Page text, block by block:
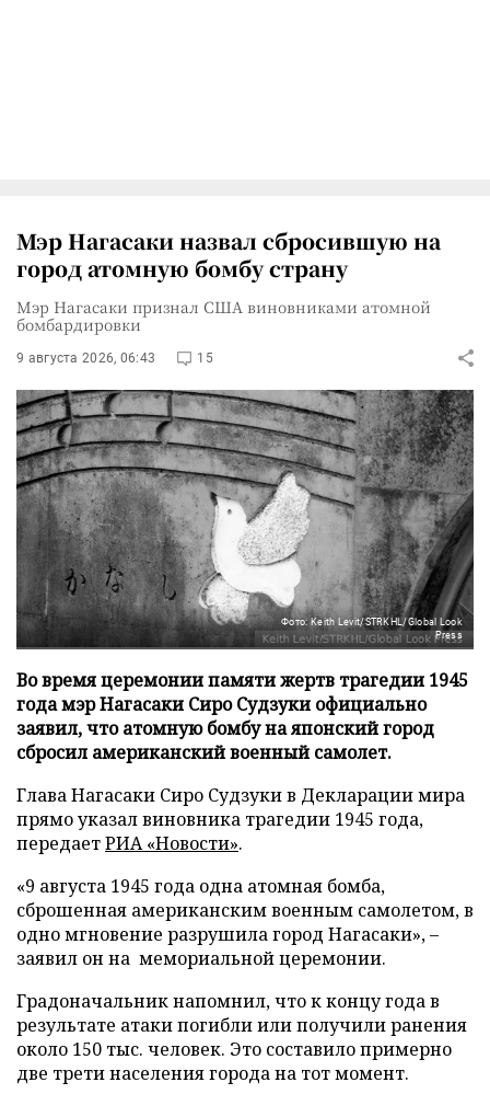
Мэр Нагасаки назвал сбросившую на
город атомную бомбу страну
Мэр Нагасаки признал США виновниками атомной
бомбардировки
9 августа 2026, 06:43 15
Фото: Keith Levit/STRKHL/Global Look
Press
Во время церемонии памяти жертв трагедии 1945
года мэр Нагасаки Сиро Судзуки официально
заявил, что атомную бомбу на японский город
сбросил американский военный самолет.
Глава Нагасаки Сиро Судзуки в Декларации мира
прямо указал виновника трагедии 1945 года,
передаетРИА «Новости».
«9 августа 1945 года одна атомная бомба,
сброшенная американским военным самолетом, в
одно мгновение разрушила город Нагасаки», –
заявил он на мемориальной церемонии.
Градоначальник напомнил, что к концу года в
результате атаки погибли или получили ранения
около 150 тыс. человек. Это составило примерно
две трети населения города на тот момент.